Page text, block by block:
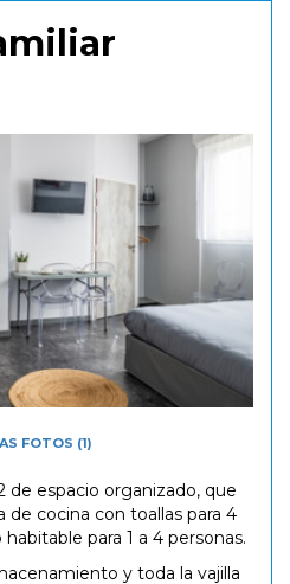
FOTOS (1)
espacio organizado, que
de cocina con toallas para 4
para 1 a 4 personas.
y toda la vajilla